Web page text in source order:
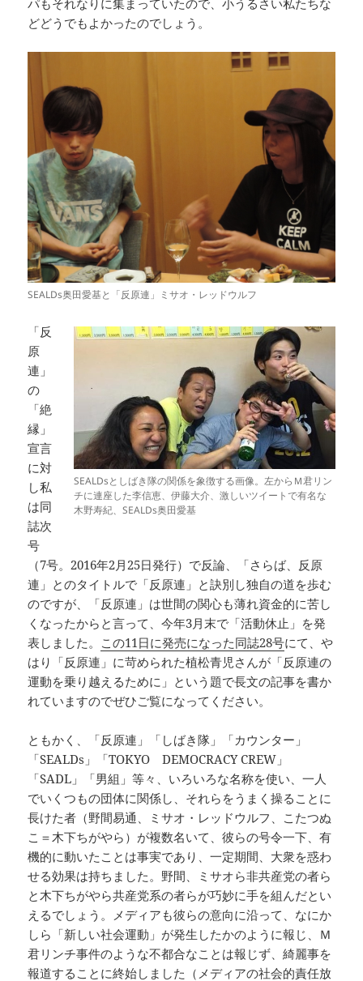
パもそれなりに集まっていたので、小うるさい私たちな
どどうでもよかったのでしょう。
SEALDs奥田愛基と「反原連」ミサオ・レッドウルフ
SEALDsとしばき隊の関係を象徴する画像。左からＭ君リン
チに連座した李信恵、伊藤大介、激しいツイートで有名な
木野寿紀、SEALDs奥田愛基
「反
原
連」
の
「絶
縁」
宣言
に対
し私
は同
誌次
号
（7号。2016年2月25日発行）で反論、「さらば、反原
連」とのタイトルで「反原連」と訣別し独自の道を歩む
のですが、「反原連」は世間の関心も薄れ資金的に苦し
くなったからと言って、今年3月末で「活動休止」を発
表しました。 この11日に発売になった同誌28号にて、や
はり「反原連」に苛められた植松青児さんが「反原連の
運動を乗り越えるために」という題で長文の記事を書か
れていますのでぜひご覧になってください。
ともかく、「反原連」「しばき隊」「カウンター」
「SEALDs」「TOKYO DEMOCRACY CREW」
「SADL」「男組」等々、いろいろな名称を使い、一人
でいくつもの団体に関係し、それらをうまく操ることに
長けた者（野間易通、ミサオ・レッドウルフ、こたつぬ
こ＝木下ちがやら）が複数名いて、彼らの号令一下、有
機的に動いたことは事実であり、一定期間、大衆を惑わ
せる効果は持ちました。野間、ミサオら非共産党の者ら
と木下ちがやら共産党系の者らが巧妙に手を組んだとい
えるでしょう。メディアも彼らの意向に沿って、なにか
しら「新しい社会運動」が発生したかのように報じ、Ｍ
君リンチ事件のような不都合なことは報じず、綺麗事を
報道することに終始しました（メディアの社会的責任放